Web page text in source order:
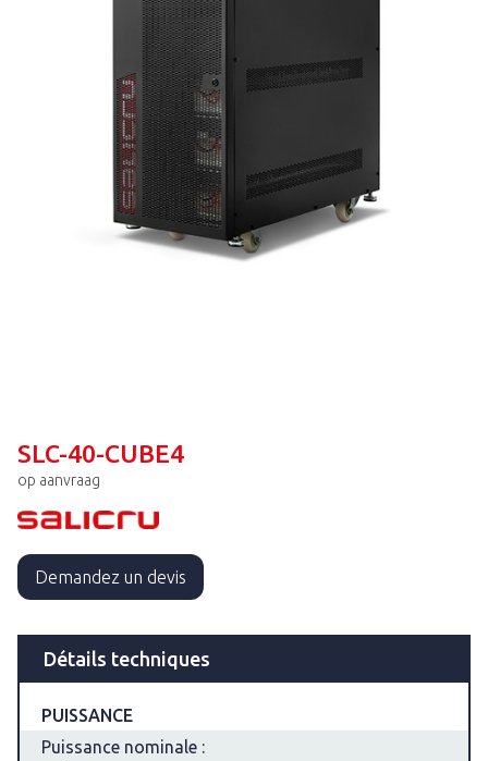
SLC-40-CUBE4
op aanvraag
Demandez un devis
Détails techniques
PUISSANCE
Puissance nominale :